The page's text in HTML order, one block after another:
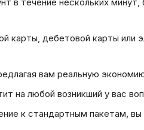
дебетовой карты или
вам реальную
на любой возникший у вас
к стандартным пакетам,